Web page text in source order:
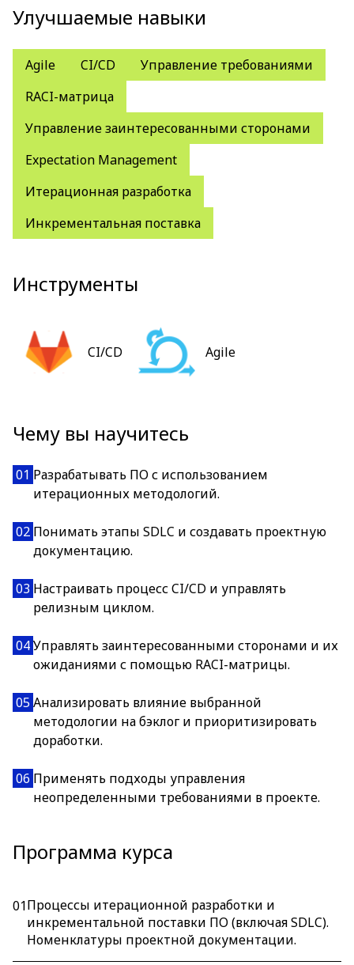
Улучшаемые навыки
Agile CI/CD
Управление требованиями
RACI-матрица
Управление заинтересованными сторонами
Expectation Management
Итерационная разработка
Инкрементальная поставка
Инструменты
CI/CD Agile
Чему вы научитесь
01 Разрабатывать ПО с использованием
итерационных методологий.
02 Понимать этапы SDLC и создавать проектную
документацию.
03 Настраивать процесс CI/CD и управлять
релизным циклом.
04Управлять заинтересованными сторонами и их
ожиданиями с помощью RACI-матрицы.
05Анализировать влияние выбранной
методологии на бэклог и приоритизировать
доработки.
06 Применять подходы управления
неопределенными требованиями в проекте.
Программа курса
01Процессы итерационной разработки и
инкрементальной поставки ПО (включая SDLC).
Номенклатуры проектной документации.